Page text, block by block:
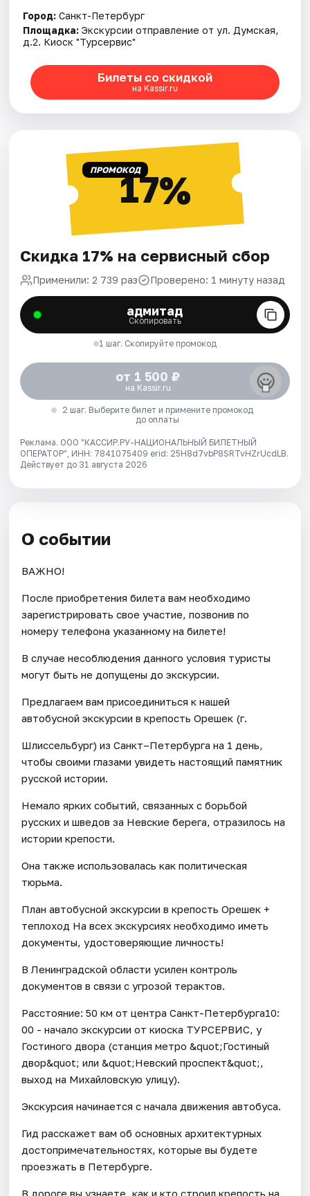
Город: Санкт-Петербург
Площадка: Экскурсии отправление от ул. Думская,
д.2. Киоск "Турсервис"
Билеты со скидкой
на Kassir.ru
ПРОМОКОД17%
Скидка 17% на сервисный сбор
Применили: 2 739 раз Проверено: 1 минуту назад
адмитад
Скопировать
1 шаг. Скопируйте промокод
от 1 500 ₽
на Kassir.ru
2 шаг. Выберите билет и примените промокод
до оплаты
Реклама. ООО "КАССИР.РУ-НАЦИОНАЛЬНЫЙ БИЛЕТНЫЙ
ОПЕРАТОР", ИНН: 7841075409 erid: 25H8d7vbP8SRTvHZrUcdLB.
Действует до 31 августа 2026
О событии
ВАЖНО!
После приобретения билета вам необходимо
зарегистрировать свое участие, позвонив по
номеру телефона указанному на билете!
В случае несоблюдения данного условия туристы
могут быть не допущены до экскурсии.
Предлагаем вам присоединиться к нашей
автобусной экскурсии в крепость Орешек (г.
Шлиссельбург) из Санкт–Петербурга на 1 день,
чтобы своими глазами увидеть настоящий памятник
русской истории.
Немало ярких событий, связанных с борьбой
русских и шведов за Невские берега, отразилось на
истории крепости.
Она также использовалась как политическая
тюрьма.
План автобусной экскурсии в крепость Орешек +
теплоход На всех экскурсиях необходимо иметь
документы, удостоверяющие личность!
В Ленинградской области усилен контроль
документов в связи с угрозой терактов.
Расстояние: 50 км от центра Санкт-Петербурга10:
00 - начало экскурсии от киоска ТУРСЕРВИС, у
Гостиного двора (станция метро &quot;Гостиный
двор&quot; или &quot;Невский проспект&quot;,
выход на Михайловскую улицу).
Экскурсия начинается с начала движения автобуса.
Гид расскажет вам об основных архитектурных
достопримечательностях, которые вы будете
проезжать в Петербурге.
В дороге вы узнаете, как и кто строил крепость на